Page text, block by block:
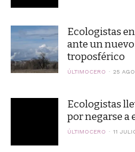
Ecologistas
ante un
troposférico
ÚLTIMOCERO 25
Ecologistas
por negarse a
ÚLTIMOCERO 11